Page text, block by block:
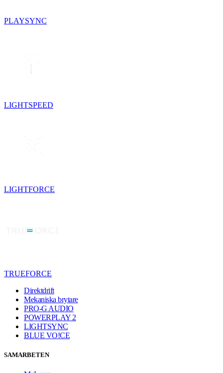
PLAYSYNC
LIGHTSPEED
LIGHTFORCE
TRUEFORCE
Direktdrift
Mekaniska brytare
PRO-G AUDIO
POWERPLAY 2
LIGHTSYNC
BLUE VO!CE
SAMARBETEN